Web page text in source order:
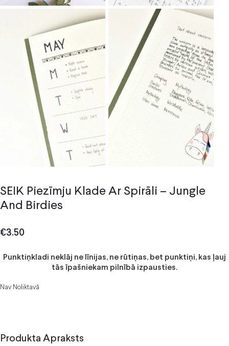
SEIK Piezīmju Klade Ar Spirāli – Jungle
And Birdies
€3.50
Punktiņkladi neklāj ne līnijas, ne rūtiņas, bet punktiņi, kas ļauj
tās īpašniekam pilnībā izpausties.
Nav Noliktavā
Produkta Apraksts